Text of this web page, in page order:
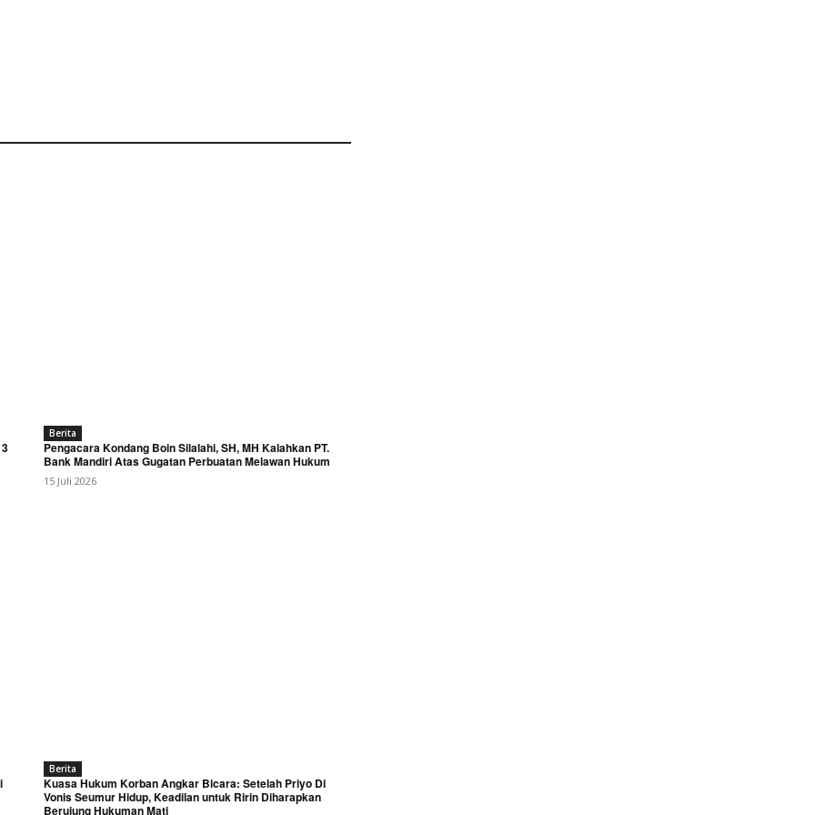
Berita
Pengacara Kondang Boin Silalahi, SH, MH Kalahkan PT.
Bank Mandiri Atas Gugatan Perbuatan Melawan Hukum
15 Juli 2026
Berita
Kuasa Hukum Korban Angkar Bicara: Setelah Priyo Di
Vonis Seumur Hidup, Keadilan untuk Ririn Diharapkan
Berujung Hukuman Mati